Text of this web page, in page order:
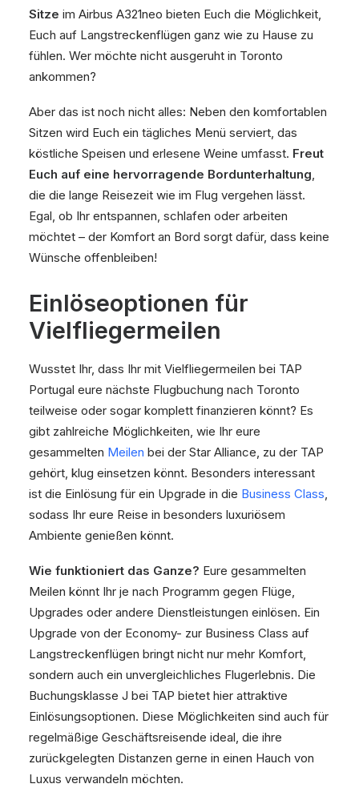
Sitze im Airbus A321neo bieten Euch die Möglichkeit,
Euch auf Langstreckenflügen ganz wie zu Hause zu
fühlen. Wer möchte nicht ausgeruht in Toronto
ankommen?
Aber das ist noch nicht alles: Neben den komfortablen
Sitzen wird Euch ein tägliches Menü serviert, das
köstliche Speisen und erlesene Weine umfasst. Freut
Euch auf eine hervorragende Bordunterhaltung,
die die lange Reisezeit wie im Flug vergehen lässt.
Egal, ob Ihr entspannen, schlafen oder arbeiten
möchtet – der Komfort an Bord sorgt dafür, dass keine
Wünsche offenbleiben!
Einlöseoptionen für
Vielfliegermeilen
Wusstet Ihr, dass Ihr mit Vielfliegermeilen bei TAP
Portugal eure nächste Flugbuchung nach Toronto
teilweise oder sogar komplett finanzieren könnt? Es
gibt zahlreiche Möglichkeiten, wie Ihr eure
gesammelten Meilen bei der Star Alliance, zu der TAP
gehört, klug einsetzen könnt. Besonders interessant
ist die Einlösung für ein Upgrade in die Business Class,
sodass Ihr eure Reise in besonders luxuriösem
Ambiente genießen könnt.
Wie funktioniert das Ganze? Eure gesammelten
Meilen könnt Ihr je nach Programm gegen Flüge,
Upgrades oder andere Dienstleistungen einlösen. Ein
Upgrade von der Economy- zur Business Class auf
Langstreckenflügen bringt nicht nur mehr Komfort,
sondern auch ein unvergleichliches Flugerlebnis. Die
Buchungsklasse J bei TAP bietet hier attraktive
Einlösungsoptionen. Diese Möglichkeiten sind auch für
regelmäßige Geschäftsreisende ideal, die ihre
zurückgelegten Distanzen gerne in einen Hauch von
Luxus verwandeln möchten.